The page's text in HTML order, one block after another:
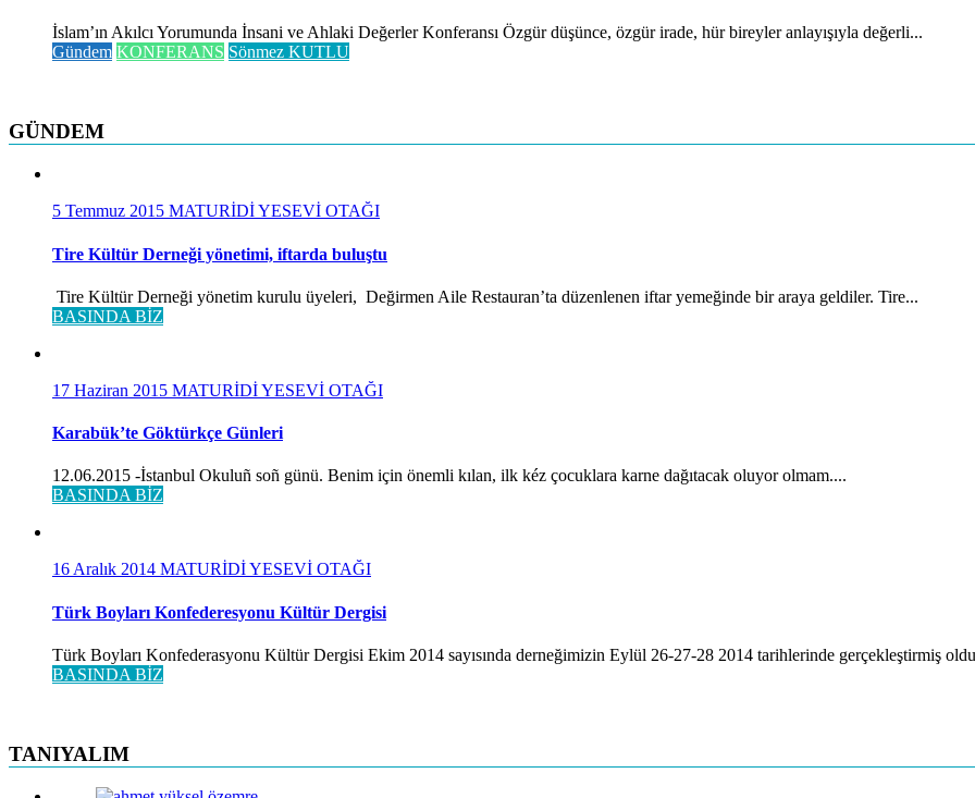
İslam’ın Akılcı Yorumunda İnsani ve Ahlaki Değerler Konferansı Özgür düşünce, özgür irade, hür bireyler anlayışıyla değerli...
Gündem KONFERANS Sönmez KUTLU
GÜNDEM
5 Temmuz 2015 MATURİDİ YESEVİ OTAĞI
Tire Kültür Derneği yönetimi, iftarda buluştu
Tire Kültür Derneği yönetim kurulu üyeleri, Değirmen Aile Restauran’ta düzenlenen iftar yemeğinde bir araya geldiler. Tire...
BASINDA BİZ
17 Haziran 2015 MATURİDİ YESEVİ OTAĞI
Karabük’te Göktürkçe Günleri
12.06.2015 -İstanbul Okuluñ soñ günü. Benim için önemli kılan, ilk kéz çocuklara karne dağıtacak oluyor olmam....
BASINDA BİZ
16 Aralık 2014 MATURİDİ YESEVİ OTAĞI
Türk Boyları Konfederesyonu Kültür Dergisi
Türk Boyları Konfederasyonu Kültür Dergisi Ekim 2014 sayısında derneğimizin Eylül 26-27-28 2014 tarihlerinde gerçekleştirmiş
BASINDA BİZ
TANIYALIM